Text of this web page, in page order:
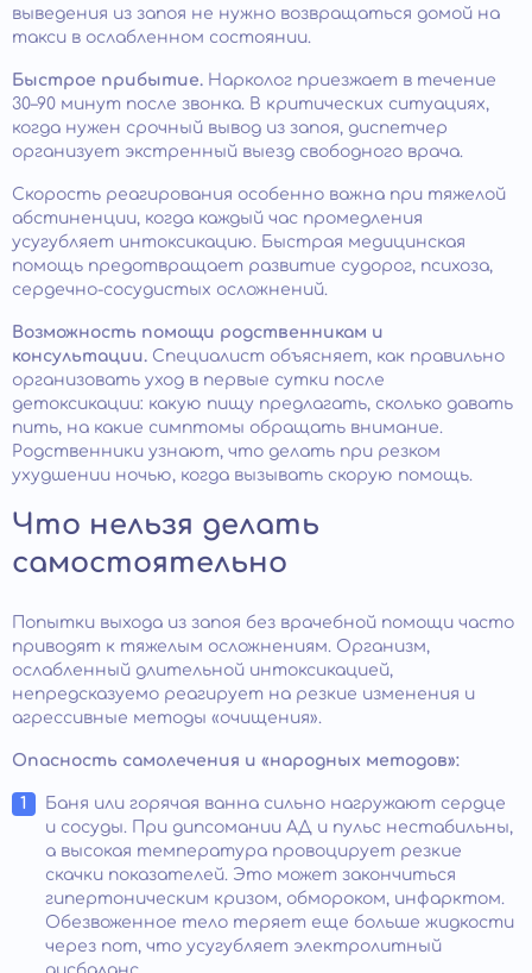
выведения из запоя не нужно возвращаться домой на
такси в ослабленном состоянии.
Быстрое прибытие. Нарколог приезжает в течение
30–90 минут после звонка. В критических ситуациях,
когда нужен срочный вывод из запоя, диспетчер
организует экстренный выезд свободного врача.
Скорость реагирования особенно важна при тяжелой
абстиненции, когда каждый час промедления
усугубляет интоксикацию. Быстрая медицинская
помощь предотвращает развитие судорог, психоза,
сердечно-сосудистых осложнений.
Возможность помощи родственникам и
консультации. Специалист объясняет, как правильно
организовать уход в первые сутки после
детоксикации: какую пищу предлагать, сколько давать
пить, на какие симптомы обращать внимание.
Родственники узнают, что делать при резком
ухудшении ночью, когда вызывать скорую помощь.
Что нельзя делать
самостоятельно
Попытки выхода из запоя без врачебной помощи часто
приводят к тяжелым осложнениям. Организм,
ослабленный длительной интоксикацией,
непредсказуемо реагирует на резкие изменения и
агрессивные методы «очищения».
Опасность самолечения и «народных методов»:
Баня или горячая ванна сильно нагружают сердце
и сосуды. При дипсомании АД и пульс нестабильны,
а высокая температура провоцирует резкие
скачки показателей. Это может закончиться
гипертоническим кризом, обмороком, инфарктом.
Обезвоженное тело теряет еще больше жидкости
через пот, что усугубляет электролитный